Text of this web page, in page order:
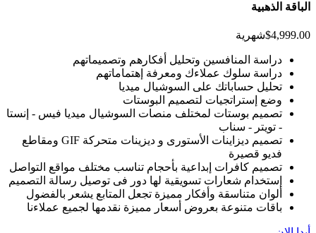
الباقة الذهبية
$4,999.00شهرية
دراسة المنافسين وتحليل أفكارهم وتصميماتهم
دراسة سلوك عملاءك ومعرفة إهتماماتهم
تحليل حساباتك على السوشيال ميديا
وضع إستراتجيات لتصميم البوستات
تصميم بوستات لمختلف منصات السوشيال ميديا فيس - إنستا
- تويتر - سناب
تصميم ديزاينات الأستورى و ديزينات متحركة GIF ومقاطع
فديو قصيرة
تصميم كافرات إبداعية بأحجام تناسب مختلف مواقع التواصل
إستخدام شعارات تسويقية لها دور فى توصيل رسالة التصميم
ألوان متناسقة وأفكار مميزة تجعل المتابع يشعر بالفضول
باقات متنوعة بعروض أسعار مميزة نقدمها لجميع عملاءنا